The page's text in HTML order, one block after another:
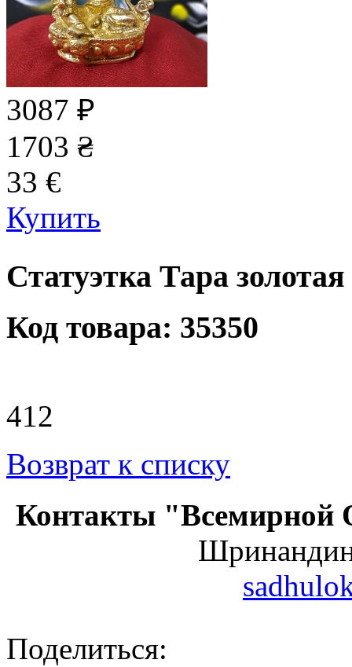
3087 ₽
1703 ₴
33 €
Купить
Статуэтка Тара
Код товара: 35350
412
Возврат к списку
Контакты
Поделиться: